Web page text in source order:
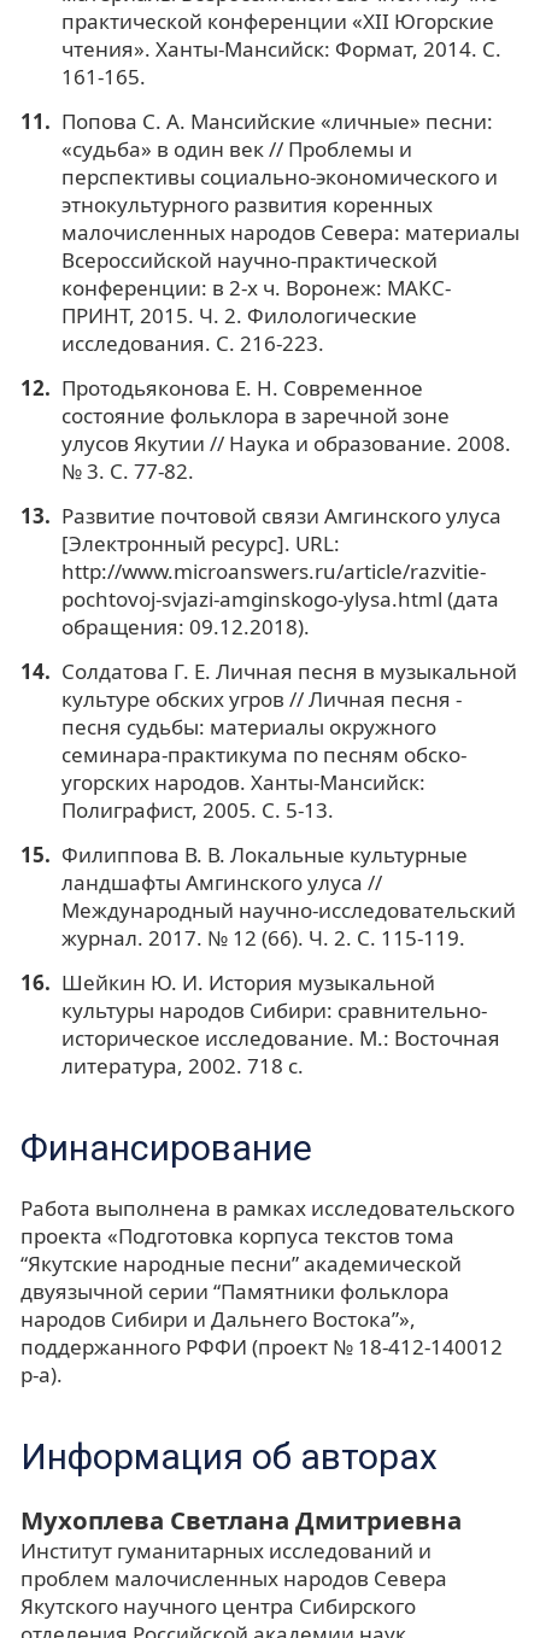
практической конференции «XII Югорские
чтения». Ханты-Мансийск: Формат, 2014. С.
161-165.
Попова С. А. Мансийские «личные» песни:
«судьба» в один век // Проблемы и
перспективы социально-экономического и
этнокультурного развития коренных
малочисленных народов Севера: материалы
Всероссийской научно-практической
конференции: в 2-х ч. Воронеж: МАКС-
ПРИНТ, 2015. Ч. 2. Филологические
исследования. С. 216-223.
Протодьяконова Е. Н. Современное
состояние фольклора в заречной зоне
улусов Якутии // Наука и образование. 2008.
№ 3. С. 77-82.
Развитие почтовой связи Амгинского улуса
[Электронный ресурс]. URL:
http://www.microanswers.ru/article/razvitie-
pochtovoj-svjazi-amginskogo-ylysa.html (дата
обращения: 09.12.2018).
Солдатова Г. Е. Личная песня в музыкальной
культуре обских угров // Личная песня -
песня судьбы: материалы окружного
семинара-практикума по песням обско-
угорских народов. Ханты-Мансийск:
Полиграфист, 2005. С. 5-13.
Филиппова В. В. Локальные культурные
ландшафты Амгинского улуса //
Международный научно-исследовательский
журнал. 2017. № 12 (66). Ч. 2. С. 115-119.
Шейкин Ю. И. История музыкальной
культуры народов Сибири: сравнительно-
историческое исследование. М.: Восточная
литература, 2002. 718 с.
Финансирование
Работа выполнена в рамках исследовательского
проекта «Подготовка корпуса текстов тома
“Якутские народные песни” академической
двуязычной серии “Памятники фольклора
народов Сибири и Дальнего Востока”»,
поддержанного РФФИ (проект № 18-412-140012
р-а).
Информация об авторах
Мухоплева Светлана Дмитриевна
Институт гуманитарных исследований и
проблем малочисленных народов Севера
Якутского научного центра Сибирского